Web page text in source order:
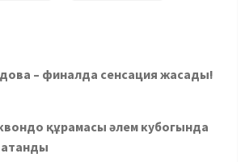
– финалда сенсация жасады!
құрамасы әлем кубогында
атанды